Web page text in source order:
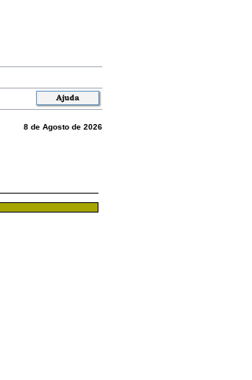
8 de Agosto de 2026